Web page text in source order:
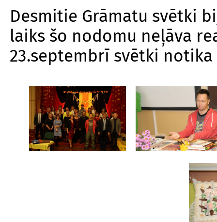
Desmitie Grāmatu svētki
laiks šo nodomu neļāva
23.septembrī svētki notika